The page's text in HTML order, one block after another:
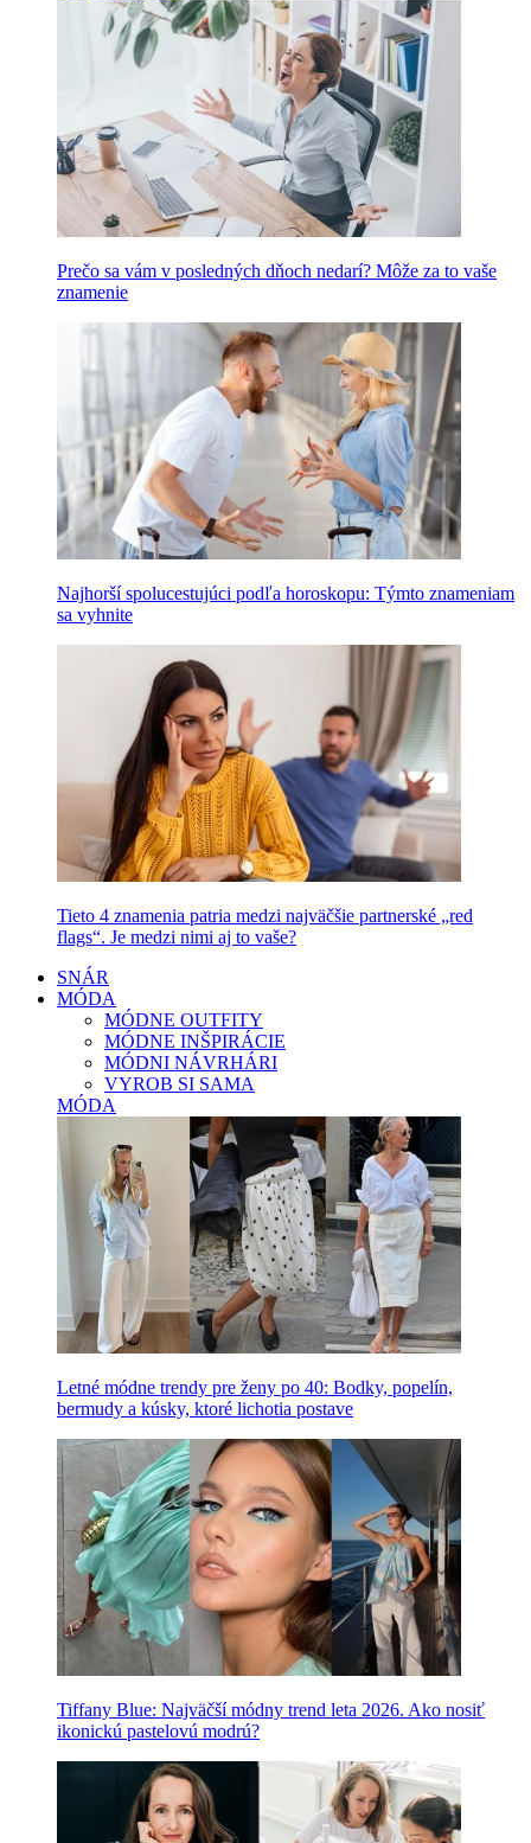
Prečo sa vám v posledných dňoch nedarí? Môže za to vaše
znamenie
Najhorší spolucestujúci podľa horoskopu: Týmto znameniam
sa vyhnite
Tieto 4 znamenia patria medzi najväčšie partnerské „red
flags“. Je medzi nimi aj to vaše?
SNÁR
MÓDA
MÓDNE OUTFITY
MÓDNE INŠPIRÁCIE
MÓDNI NÁVRHÁRI
VYROB SI SAMA
MÓDA
Letné módne trendy pre ženy po 40: Bodky, popelín,
bermudy a kúsky, ktoré lichotia postave
Tiffany Blue: Najväčší módny trend leta 2026. Ako nosiť
ikonickú pastelovú modrú?